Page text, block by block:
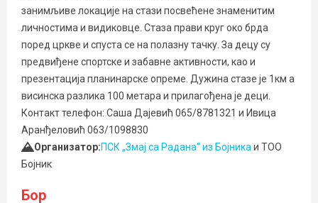
занимљиве локације на стази посвећене знаменитим
личностима и видиковце. Стаза прави круг око брда
поред цркве и спуста се на полазну тачку. За децу су
предвиђене спортске и забавне активности, као и
презентација планинарске опреме. Дужина стазе је 1км а
висинска разлика 100 метара и прилагођена је деци.
Контакт телефон: Саша Дајевић 065/8781321 и Ивица
Аранђеловић 063/1098830
Организатор:ПСК „Змај са Радана“ из Бојника и ТОО
Бојник
Бор